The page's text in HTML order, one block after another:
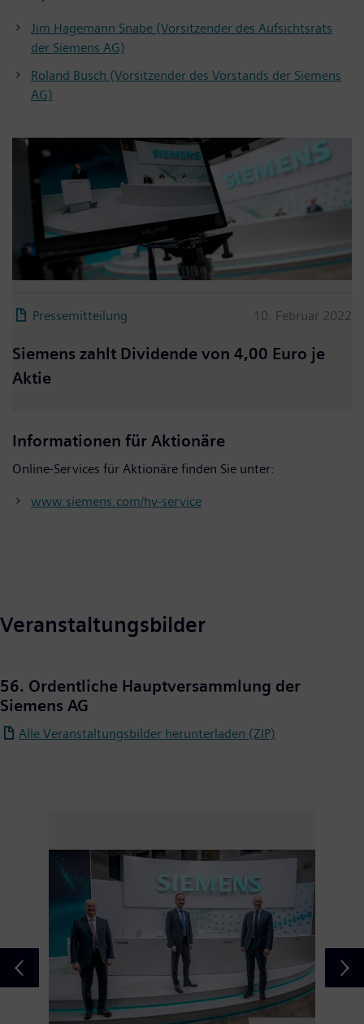
Jim Hagemann Snabe (Vorsitzender des Aufsichtsrats
der Siemens AG)
Roland Busch (Vorsitzender des Vorstands der Siemens
AG)
Pressemitteilung 10. Februar 2022
Siemens zahlt Dividende von 4,00 Euro je
Aktie
Informationen für Aktionäre
Online-Services für Aktionäre finden Sie unter:
www.siemens.com/hv-service
Veranstaltungsbilder
56. Ordentliche Hauptversammlung der
Siemens AG
Alle Veranstaltungsbilder herunterladen (ZIP)